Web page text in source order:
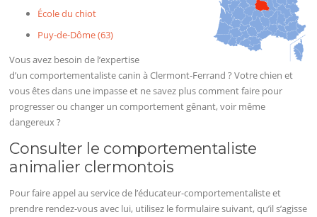
École du chiot
Puy-de-Dôme (63)
Vous avez besoin de l’expertise
d’un comportementaliste canin à Clermont-Ferrand ? Votre chien et
vous êtes dans une impasse et ne savez plus comment faire pour
progresser ou changer un comportement gênant, voir même
dangereux ?
Consulter le comportementaliste
animalier clermontois
Pour faire appel au service de l’éducateur-comportementaliste et
prendre rendez-vous avec lui, utilisez le formulaire suivant, qu’il s’agisse